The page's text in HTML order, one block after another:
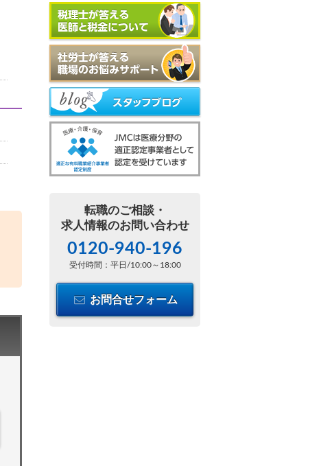
転職のご相談・
求人情報のお問い合わせ
0120-940-196
受付時間：平日/10:00～18:00
お問合せフォーム